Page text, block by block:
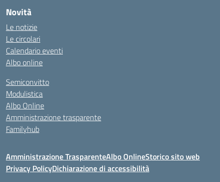
Novità
Le notizie
Le circolari
Calendario eventi
Albo online
Semiconvitto
Modulistica
Albo Online
Amministrazione trasparente
Familyhub
Amministrazione TrasparenteAlbo OnlineStorico sito web
Privacy PolicyDichiarazione di accessibilità